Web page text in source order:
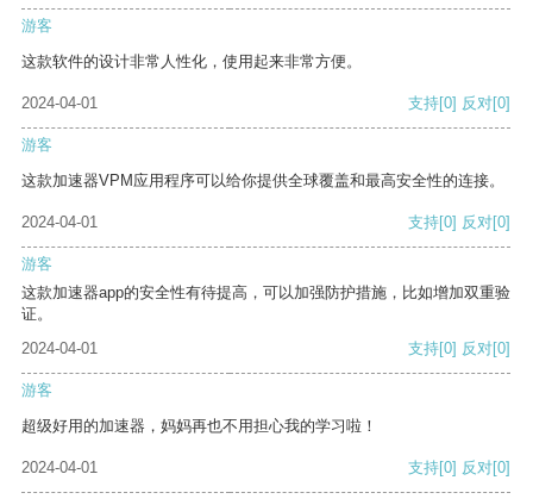
游客
这款软件的设计非常人性化，使用起来非常方便。
2024-04-01 支持[0] 反对[0]
游客
这款加速器VPM应用程序可以给你提供全球覆盖和最高安全性的连接。
2024-04-01 支持[0] 反对[0]
游客
这款加速器app的安全性有待提高，可以加强防护措施，比如增加双重验
证。
2024-04-01
支持[0] 反对[0]
游客
超级好用的加速器，妈妈再也不用担心我的学习啦！
2024-04-01 支持[0] 反对[0]